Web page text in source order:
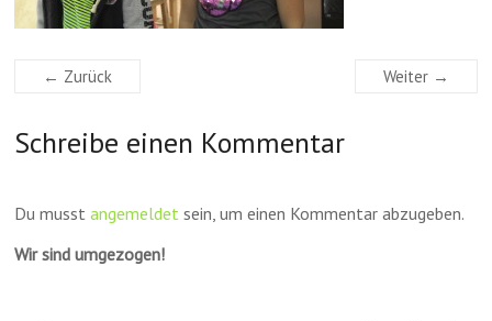
← Zurück Weiter →
Schreibe einen Kommentar
Du musstangemeldet sein, um einen Kommentar abzugeben.
Wir sind umgezogen!